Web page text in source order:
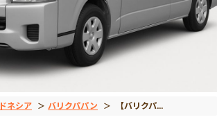
ネシア バリクパパン 【バリクパパン】車チャーター（スタンダード・13人乗り）